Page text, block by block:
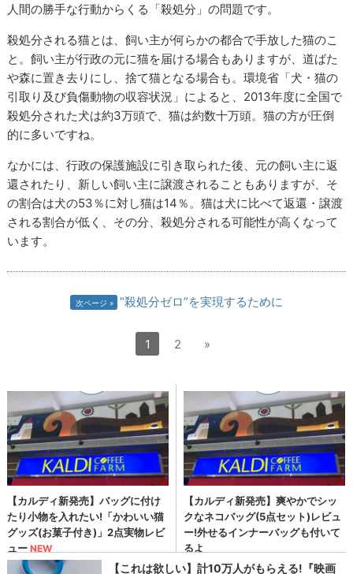
人間の勝手な行動からくる「殺処分」の問題です。
殺処分される猫とは、飼い主が何らかの都合で手放した猫のこ
と。飼い主が行政の元に猫を届ける場合もありますが、道ばた
や森に置き去りにし、捨て猫となる場合も。環境省「犬・猫の
引取り及び負傷動物の収容状況」によると、2013年度に全国で
殺処分された犬は約3万頭で、猫は約数十万頭。猫の方が圧倒
的に多いですね。
なかには、行政の保護施設に引き取られた後、元の飼い主に返
還されたり、新しい飼い主に譲渡されることもありますが、そ
の割合は犬の53％に対し猫は14％。猫は犬に比べて返還・譲渡
される割合が低く、その分、殺処分される可能性が高くなって
います。
次ページ “殺処分ゼロ”を実現するために
1 2 »